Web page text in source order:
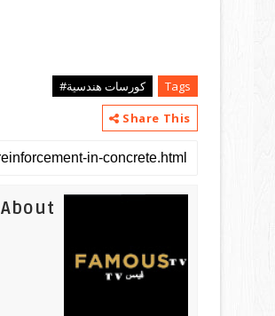
Tags
كورسات هندسية#
Share This
About فيمس TV